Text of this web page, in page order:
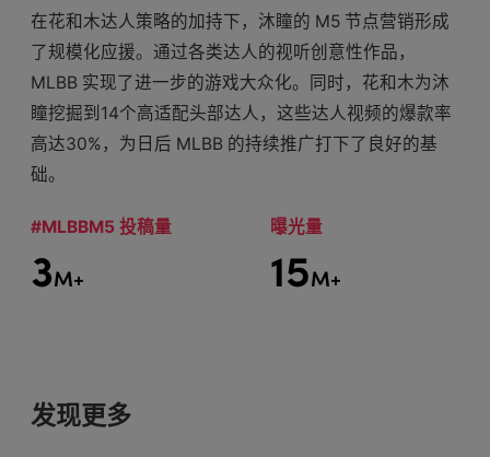
在花和木达人策略的加持下，沐瞳的 M5 节点营销形成
了规模化应援。通过各类达人的视听创意性作品，
MLBB 实现了进一步的游戏大众化。同时，花和木为沐
瞳挖掘到14个高适配头部达人，这些达人视频的爆款率
高达30%，为日后 MLBB 的持续推广打下了良好的基
础。
#MLBBM5 投稿量
3M+
曝光量
15M+
发现更多